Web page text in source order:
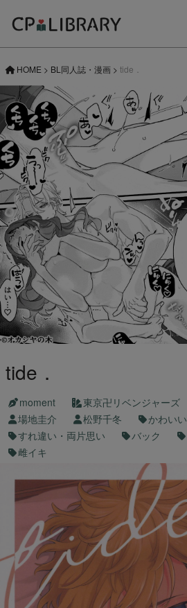
HOME > BL同人誌・漫画 > tide．
tide．
moment 東京卍リベンジャーズ
場地圭介
松野千冬 かわいい
すれ違い・両片思い
バック
雌イキ